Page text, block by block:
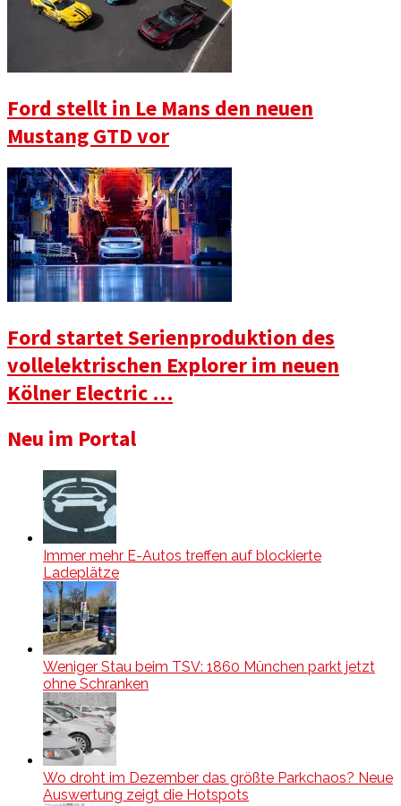
Ford stellt in Le Mans den neuen
Mustang GTD vor
Ford startet Serienproduktion des
vollelektrischen Explorer im neuen
Kölner Electric …
Neu im Portal
Immer mehr E-Autos treffen auf blockierte
Ladeplätze
Weniger Stau beim TSV: 1860 München parkt jetzt
ohne Schranken
Wo droht im Dezember das größte Parkchaos? Neue
Auswertung zeigt die Hotspots